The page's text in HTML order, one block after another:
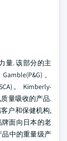
量. 该部分的主
、
。 Kimberly-
量吸收的产品.
客户和保健机构,
面向日本的老
品中的重量级产